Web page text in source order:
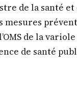
de la santé et
mesures
de la
de santé